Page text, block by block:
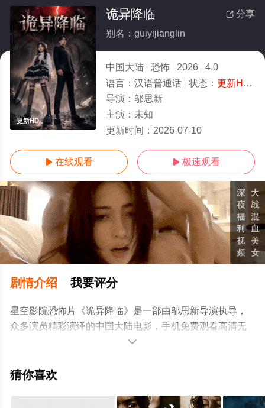
更新HD
 分享
诡异降临
别名：guiyijianglin
中国大陆 恐怖 2026
4.0
语言： 汉语普通话 状态： 更新HD/高清
导演： 邬思新
主演： 未知
更新时间： 2026-07-10
 在线观看  极速观看
剧情介绍 我要评分
星空影院恐怖片《诡异降临》是一部由邬思新导演执导，
众多演员精彩演绎的中国大陆电影，手机免费观看高清无
删减完整版电影大全就上星空电影网，更多相关信息可移

猜你喜欢